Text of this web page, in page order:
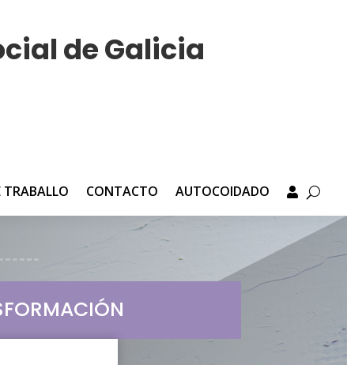
de Galicia
TRABALLO CONTACTO AUTOCOIDADO